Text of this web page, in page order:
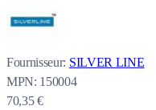
Fournisseur: SILVER LINE
MPN: 150004
70,35 €